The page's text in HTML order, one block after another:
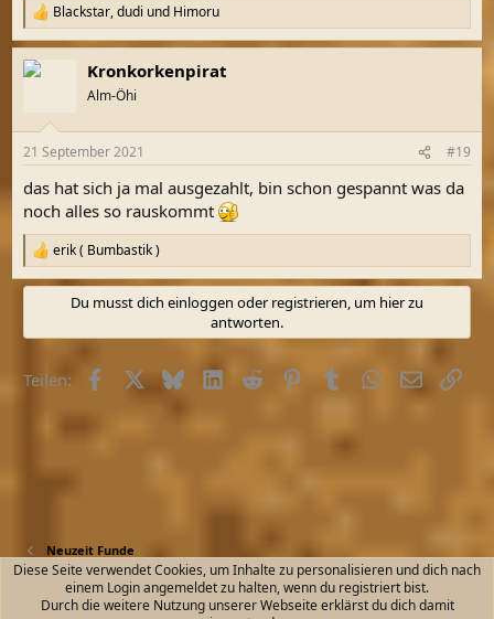
R
e
a
k
e
:
Blackstar,dudi und Himoru
Kronkorkenpirat
Alm-Öhi
21 September 2021 #19
das hat sich ja mal ausgezahlt, bin schon gespannt was da
noch alles so rauskommt
R
e
a
n
erik ( Bumbastik )
Du musst dich einloggen oder registrieren, um hier zu
antworten.
Teilen: FacebookX (Twitter)
BlueskyLinkedInReddit PinterestTumblrWhatsApp
E-MailLink
Neuzeit Funde
Kontakt Nutzungsbedingungen
Datenschutz
Diese Seite verwendet Cookies, um Inhalte zu personalisieren und dich nach
einem Login angemeldet zu halten, wenn du registriert bist.
Durch die weitere Nutzung unserer Webseite erklärst du dich damit